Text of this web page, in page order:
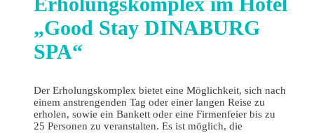
„Good Stay DINABURG
SPA“
Der Erholungskomplex bietet eine Möglichkeit, sich nach
einem anstrengenden Tag oder einer langen Reise zu
erholen, sowie ein Bankett oder eine Firmenfeier bis zu
25 Personen zu veranstalten. Es ist möglich, die